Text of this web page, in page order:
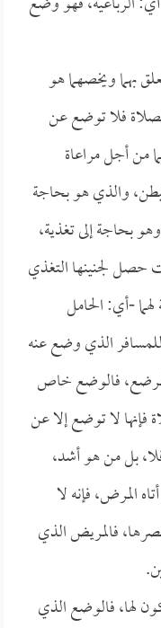
بهما ويخصهما هو
فلا توضع عن
من أجل مراعاة
والذي هو بحاجة
بحاجة إلى تغذية،
حصل لجنينها التغذي
لهما -أي: الحامل
الذي وضع عنه
فالوضع خاص
فإنها لا توضع إلا عن
بل من هو أشد،
المرض، فإنه لا
فالمريض الذي
لها، فالوضع الذي